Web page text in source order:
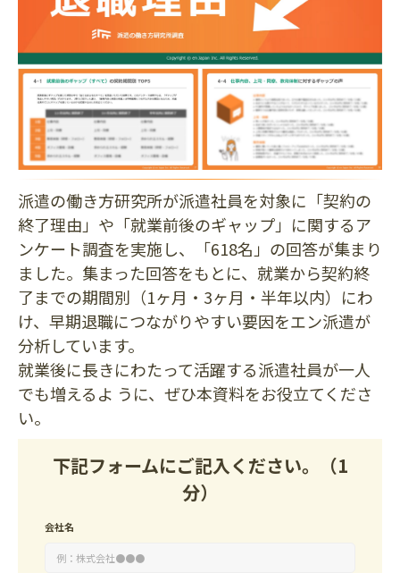
派遣の働き方研究所が派遣社員を対象に「契約の
終了理由」や「就業前後のギャップ」に関するア
ンケート調査を実施し、「618名」の回答が集まり
ました。集まった回答をもとに、就業から契約終
了までの期間別（1ヶ月・3ヶ月・半年以内）にわ
け、早期退職につながりやすい要因をエン派遣が
分析しています。
就業後に長きにわたって活躍する派遣社員が一人
でも増えるよ うに、ぜひ本資料をお役立てくださ
い。
下記フォームにご記入ください。（1
分）
会社名